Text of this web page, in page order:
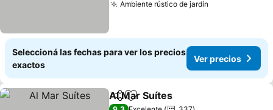
Ambiente rústico de jardín
Seleccioná las fechas para ver los precios
exactos
Ver precios
CompartirAñadir a favoritos
Al Mar Suítes